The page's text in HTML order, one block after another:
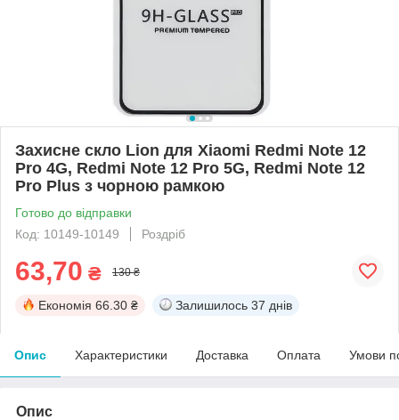
Захисне скло Lion для Xiaomi Redmi Note 12
Pro 4G, Redmi Note 12 Pro 5G, Redmi Note 12
Pro Plus з чорною рамкою
Готово до відправки
Код: 10149-10149
Роздріб
63,70 ₴ 130 ₴
Економія 66.30 ₴ Залишилось 37 днів
Опис Характеристики Доставка Оплата Умови
Опис